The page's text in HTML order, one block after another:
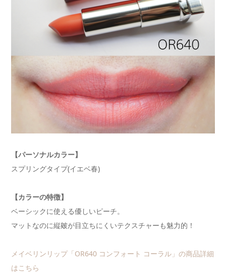
【パーソナルカラー】
スプリングタイプ(イエベ春)
【カラーの特徴】
ベーシックに使える優しいピーチ。
マットなのに縦皴が目立ちにくいテクスチャーも魅力的！
メイベリンリップ「OR640 コンフォート コーラル」の商品詳細
はこちら